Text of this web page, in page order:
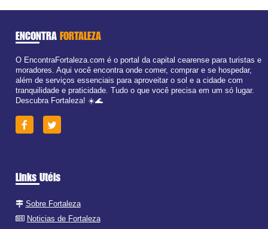
ENCONTRA FORTALEZA
O EncontraFortaleza.com é o portal da capital cearense para turistas e
moradores. Aqui você encontra onde comer, comprar e se hospedar,
além de serviços essenciais para aproveitar o sol e a cidade com
tranquilidade e praticidade. Tudo o que você precisa em um só lugar.
Descubra Fortaleza! ☀️🌊
Links Utéis
Sobre Fortaleza
Noticias de Fortaleza